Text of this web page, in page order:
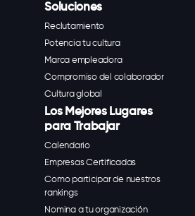
Soluciones
Reclutamiento
Potencia tu cultura
Marca empleadora
Compromiso del colaborador
Cultura global
Los Mejores Lugares
para Trabajar
Calendario
Empresas Certificadas
Como participar de nuestros
rankings
Nomina a tu organización